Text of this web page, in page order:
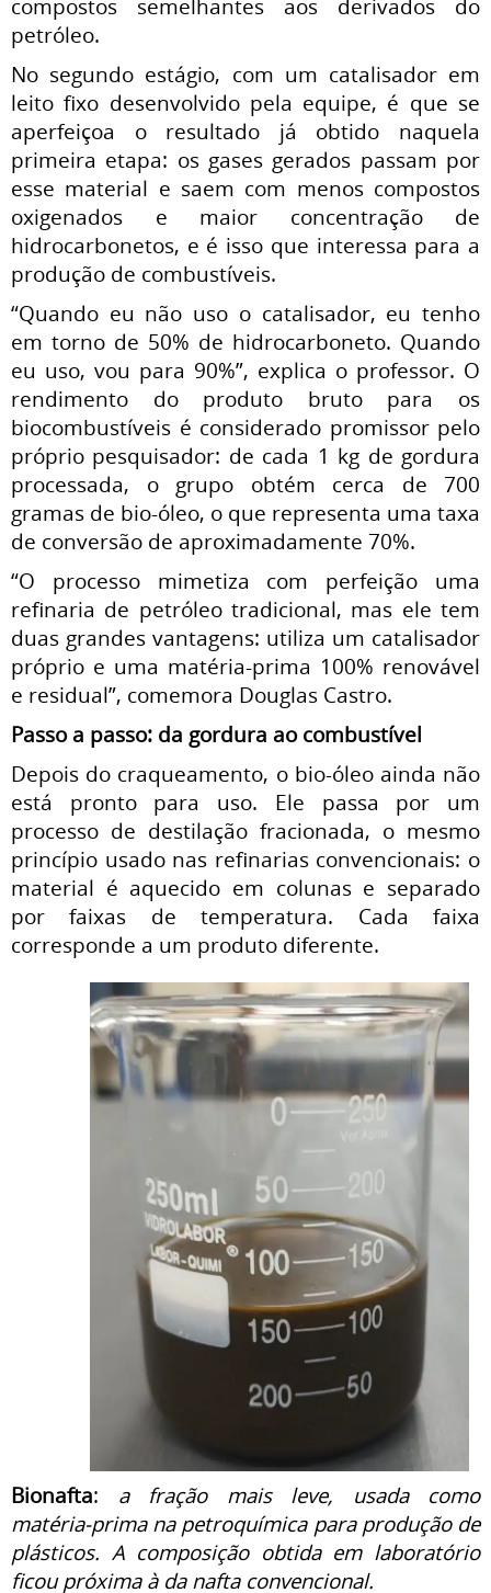
compostos semelhantes aos derivados do
petróleo.
No segundo estágio, com um catalisador em
leito fixo desenvolvido pela equipe, é que se
aperfeiçoa o resultado já obtido naquela
primeira etapa: os gases gerados passam por
esse material e saem com menos compostos
oxigenados e maior concentração de
hidrocarbonetos, e é isso que interessa para a
produção de combustíveis.
“Quando eu não uso o catalisador, eu tenho
em torno de 50% de hidrocarboneto. Quando
eu uso, vou para 90%”, explica o professor. O
rendimento do produto bruto para os
biocombustíveis é considerado promissor pelo
próprio pesquisador: de cada 1 kg de gordura
processada, o grupo obtém cerca de 700
gramas de bio-óleo, o que representa uma taxa
de conversão de aproximadamente 70%.
“O processo mimetiza com perfeição uma
refinaria de petróleo tradicional, mas ele tem
duas grandes vantagens: utiliza um catalisador
próprio e uma matéria-prima 100% renovável
e residual”, comemora Douglas Castro.
Passo a passo: da gordura ao combustível
Depois do craqueamento, o bio-óleo ainda não
está pronto para uso. Ele passa por um
processo de destilação fracionada, o mesmo
princípio usado nas refinarias convencionais: o
material é aquecido em colunas e separado
por faixas de temperatura. Cada faixa
corresponde a um produto diferente.
Bionafta: a fração mais leve, usada como
matéria-prima na petroquímica para produção de
plásticos. A composição obtida em laboratório
ficou próxima à da nafta convencional.